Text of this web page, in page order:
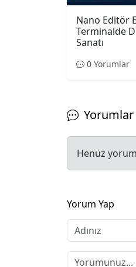
Nano Editör
Terminalde
Sanatı
0 Yorumlar
Yorumlar
Henüz
Yorum Yap